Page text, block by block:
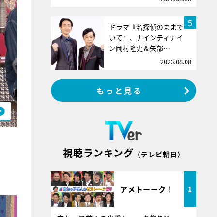
5
ドラマ『名探偵のままで
いて』、ナインティナイ
ン岡村隆史＆矢部…
2026.08.08
もっと見る
視聴ランキング （テレビ朝日）
アメトーーク！ 1